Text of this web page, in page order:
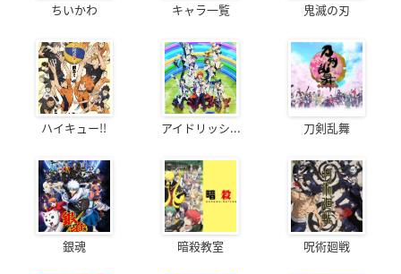
ちいかわ キャラ一覧 鬼滅の刃
ハイキュー!! アイドリッシ... 刀剣乱舞
銀魂 暗殺教室 呪術廻戦